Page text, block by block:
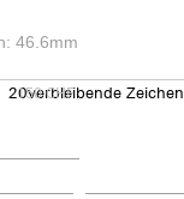
150CHF
20verbleibende Zeichen